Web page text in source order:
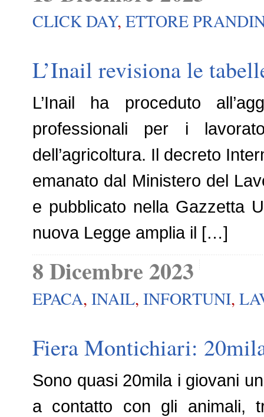
CLICK DAY, ETTORE
L’Inail revisiona le
L’Inail ha proceduto
professionali per i
dell’agricoltura. Il decreto
emanato dal Ministero del
e pubblicato nella Gazzetta
nuova Legge amplia il […]
8 Dicembre 2023
EPACA, INAIL, INFORTUNI,
Fiera Montichiari:
Sono quasi 20mila i giovani
a contatto con gli animali,